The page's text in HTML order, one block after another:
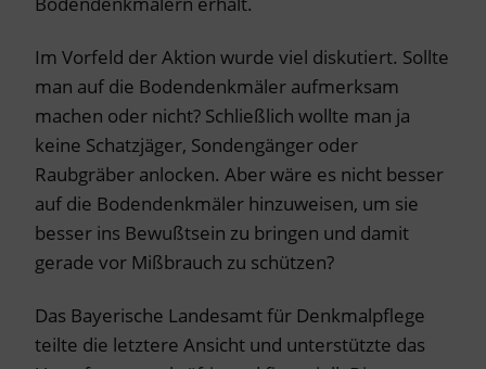
Im Vorfeld der Aktion wurde viel diskutiert. Sollte
man auf die Bodendenkmäler aufmerksam
machen oder nicht? Schließlich wollte man ja
keine Schatzjäger, Sondengänger oder
Raubgräber anlocken. Aber wäre es nicht besser
auf die Bodendenkmäler hinzuweisen, um sie
besser ins Bewußtsein zu bringen und damit
gerade vor Mißbrauch zu schützen?
Das Bayerische Landesamt für Denkmalpflege
teilte die letztere Ansicht und unterstützte das